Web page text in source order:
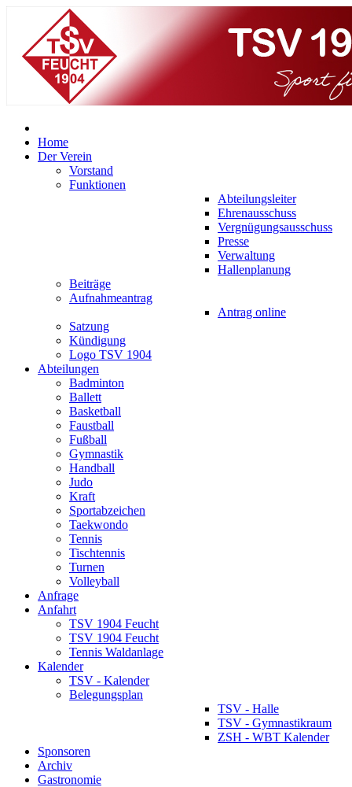
Home
Der Verein
Vorstand
Funktionen
Abteilungsleiter
Ehrenausschuss
Vergnügungsausschuss
Presse
Verwaltung
Hallenplanung
Beiträge
Aufnahmeantrag
Antrag online
Satzung
Kündigung
Logo TSV 1904
Abteilungen
Badminton
Ballett
Basketball
Faustball
Fußball
Gymnastik
Handball
Judo
Kraft
Sportabzeichen
Taekwondo
Tennis
Tischtennis
Turnen
Volleyball
Anfrage
Anfahrt
TSV 1904 Feucht
TSV 1904 Feucht
Tennis Waldanlage
Kalender
TSV - Kalender
Belegungsplan
TSV - Halle
TSV - Gymnastikraum
ZSH - WBT Kalender
Sponsoren
Archiv
Gastronomie